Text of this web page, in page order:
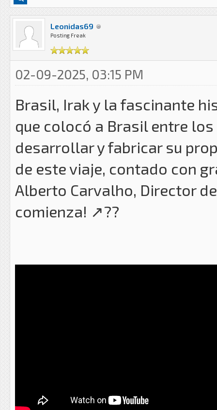
Leonidas69
Posting Freak
02-09-2025, 03:15 PM
Brasil, Irak y la fascinante
que colocó a Brasil entre
desarrollar y fabricar su
de este viaje, contado con
Alberto Carvalho, Director
comienza! ↗️??